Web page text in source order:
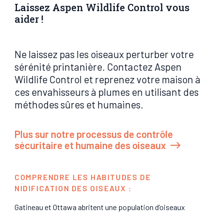
Laissez Aspen Wildlife Control vous
aider !
Ne laissez pas les oiseaux perturber votre
sérénité printanière. Contactez Aspen
Wildlife Control et reprenez votre maison à
ces envahisseurs à plumes en utilisant des
méthodes sûres et humaines.
Plus sur notre processus de contrôle
sécuritaire et humaine des oiseaux
COMPRENDRE LES HABITUDES DE
NIDIFICATION DES OISEAUX :
Gatineau et Ottawa abritent une population d’oiseaux